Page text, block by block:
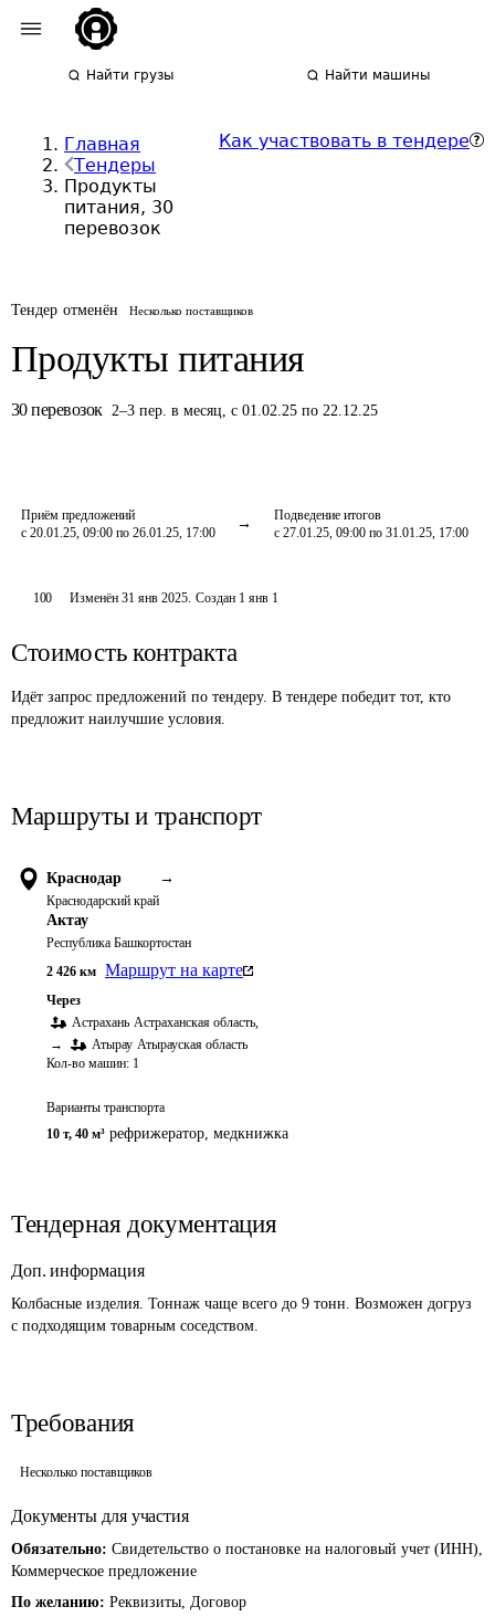
Найти грузы Найти машины
Главная
Тендеры
Продукты
питания, 30
перевозок
Как участвовать в тендере
Тендер отменён Несколько поставщиков
Продукты питания
30 перевозок 2–3 пер. в месяц, с 01.02.25 по 22.12.25
Приём предложений
с 20.01.25, 09:00 по 26.01.25, 17:00
Подведение итогов
с 27.01.25, 09:00 по 31.01.25, 17:00
100 Изменён31 янв 2025. Создан 1 янв 1
Стоимость контракта
Идёт запрос предложений по тендеру. В тендере победит тот, кто
предложит наилучшие условия.
Маршруты и транспорт
Краснодар →
Краснодарский край
Актау
Республика Башкортостан
2 426 км Маршрут на карте
Через
Астрахань Астраханская область,
→
Атырау Атырауская область
Кол-во машин: 1
Варианты транспорта
10 т, 40 м³ рефрижератор, медкнижка
Тендерная документация
Доп. информация
Колбасные изделия. Тоннаж чаще всего до 9 тонн. Возможен догруз
с подходящим товарным соседством.
Требования
Несколько поставщиков
Документы для участия
Обязательно: Свидетельство о постановке на налоговый учет (ИНН),
Коммерческое предложение
По желанию: Реквизиты, Договор